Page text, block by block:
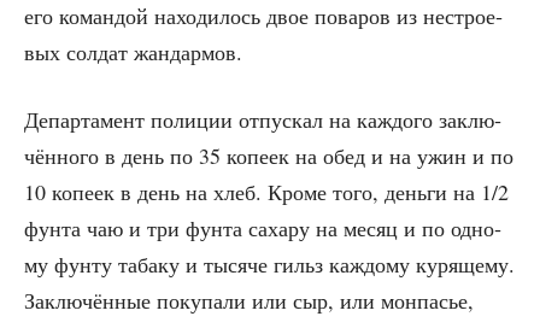
его коман­дой нахо­ди­лось двое пова­ров из нестро­е­
вых сол­дат жандармов.
Депар­та­мент поли­ции отпус­кал на каж­до­го заклю­
чён­но­го в день по 35 копе­ек на обед и на ужин и по
10 копе­ек в день на хлеб. Кро­ме того, день­ги на 1/2
фун­та чаю и три фун­та саха­ру на месяц и по одно­
му фун­ту таба­ку и тыся­че гильз каж­до­му куря­ще­му.
Заклю­чён­ные поку­па­ли или сыр, или мон­па­сье,